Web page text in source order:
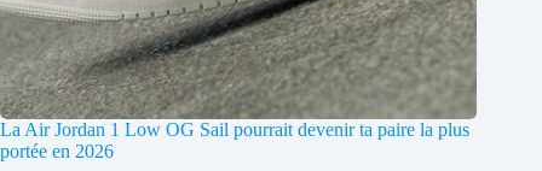
La Air Jordan 1 Low OG Sail pourrait devenir ta paire la plus
portée en 2026